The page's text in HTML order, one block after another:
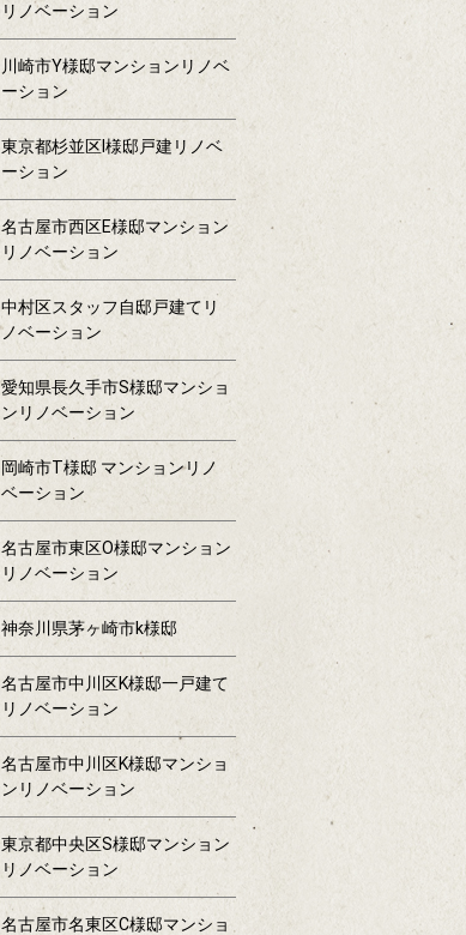
リノベーション
川崎市Y様邸マンションリノベ
ーション
東京都杉並区I様邸戸建リノベ
ーション
名古屋市西区E様邸マンション
リノベーション
中村区スタッフ自邸戸建てリ
ノベーション
愛知県長久手市S様邸マンショ
ンリノベーション
岡崎市T様邸 マンションリノ
ベーション
名古屋市東区O様邸マンション
リノベーション
神奈川県茅ヶ崎市k様邸
名古屋市中川区K様邸一戸建て
リノベーション
名古屋市中川区K様邸マンショ
ンリノベーション
東京都中央区S様邸マンション
リノベーション
名古屋市名東区C様邸マンショ